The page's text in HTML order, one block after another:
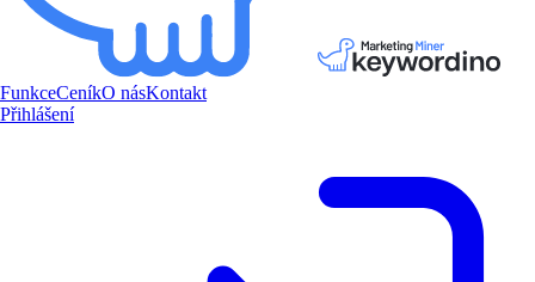
FunkceCeníkO násKontakt
Přihlášení